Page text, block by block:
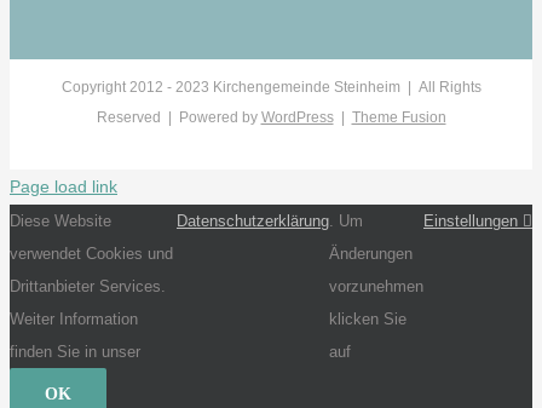
Copyright 2012 - 2023 Kirchengemeinde Steinheim | All Rights
Reserved | Powered by WordPress| Theme Fusion
Page load link
Diese Website
verwendet Cookies und
Drittanbieter Services.
Weiter Information
finden Sie in unser
Datenschutzerklärung . Um
Änderungen
vorzunehmen
klicken Sie
auf
Einstellungen
OK